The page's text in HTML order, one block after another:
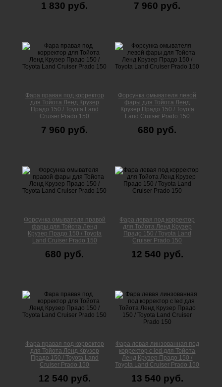
1 830 руб. 7 960 руб.
Фара правая под корректор
для Тойота Ленд Крузер
Прадо 150 / Toyota Land
Cruiser Prado 150
7 960 руб.
Форсунка омывателя левой
фары для Тойота Ленд
Крузер Прадо 150 / Toyota
Land Cruiser Prado 150
680 руб.
Форсунка омывателя правой
фары для Тойота Ленд
Крузер Прадо 150 / Toyota
Land Cruiser Prado 150
680 руб.
Фара левая под корректор
для Тойота Ленд Крузер
Прадо 150 / Toyota Land
Cruiser Prado 150
12 540 руб.
Фара правая под корректор
для Тойота Ленд Крузер
Прадо 150 / Toyota Land
Cruiser Prado 150
12 540 руб.
Фара левая линзованная под
корректор с led для Тойота
Ленд Крузер Прадо 150 /
Toyota Land Cruiser Prado 150
13 540 руб.